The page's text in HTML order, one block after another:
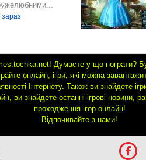
зараз
Думаєте у що пограти?
онлайн; ігри, які можна
Інтернету. Також ви знайдете
ви знайдете останні ігрові новини,
проходження ігор онлайн!
Відпочивайте з нами!